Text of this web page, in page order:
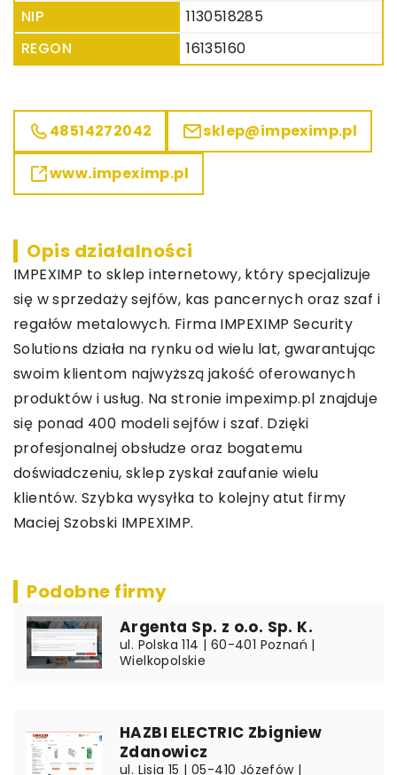
NIP
1130518285
REGON
16135160
48514272042 sklep@impeximp.pl
www.impeximp.pl
Opis działalności
IMPEXIMP to sklep internetowy, który specjalizuje
się w sprzedaży sejfów, kas pancernych oraz szaf i
regałów metalowych. Firma IMPEXIMP Security
Solutions działa na rynku od wielu lat, gwarantując
swoim klientom najwyższą jakość oferowanych
produktów i usług. Na stronie impeximp.pl znajduje
się ponad 400 modeli sejfów i szaf. Dzięki
profesjonalnej obsłudze oraz bogatemu
doświadczeniu, sklep zyskał zaufanie wielu
klientów. Szybka wysyłka to kolejny atut firmy
Maciej Szobski IMPEXIMP.
Podobne firmy
Argenta Sp. z o.o. Sp. K.
ul. Polska 114 | 60-401 Poznań |
Wielkopolskie
HAZBI ELECTRIC Zbigniew
Zdanowicz
ul. Lisia 15 | 05-410 Józefów |